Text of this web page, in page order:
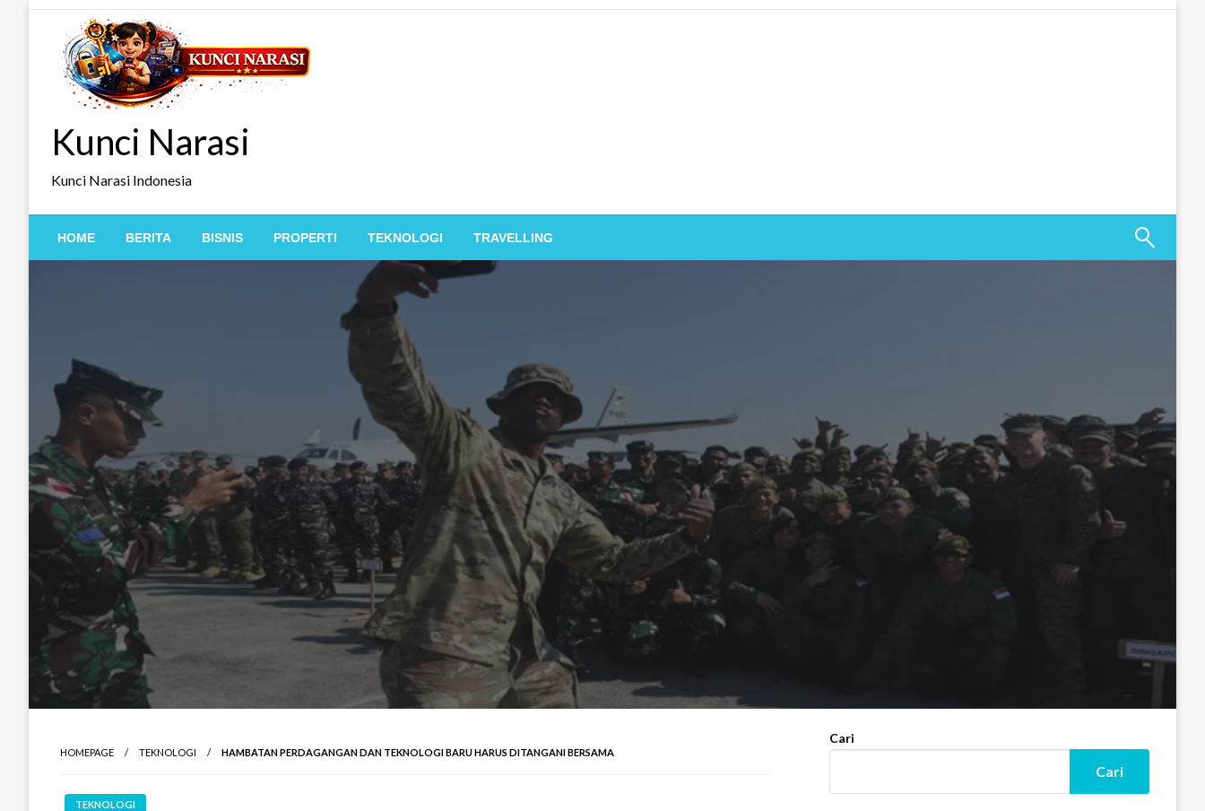
Kunci Narasi
Kunci Narasi Indonesia
HOME BERITA BISNIS PROPERTI TEKNOLOGI TRAVELLING
HOMEPAGE TEKNOLOGI HAMBATAN PERDAGANGAN DAN TEKNOLOGI BARU HARUS DITANGANI BERSAMA
TEKNOLOGI
Cari
Cari